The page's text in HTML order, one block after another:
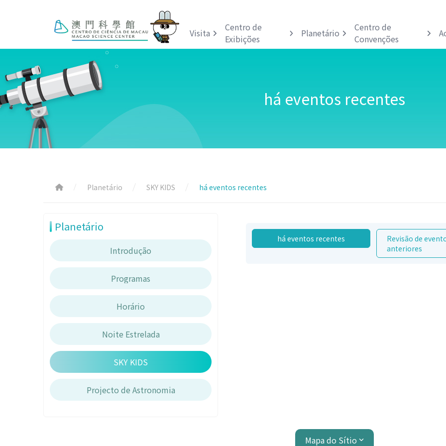
Visita
Centro de
Exibições
Planetário
Centro de
Convenções
há eventos recentes
Planetário SKY KIDS há eventos recentes
Planetário
Introdução
Programas
Horário
Noite Estrelada
SKY KIDS
Projecto de Astronomia
há eventos recentes
Revisão de
anteriores
Mapa do Sítio